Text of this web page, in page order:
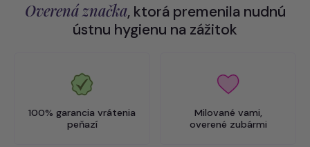
Overená značka, ktorá premenila nudnú
ústnu hygienu na zážitok
100% garancia vrátenia
peňazí
Milované vami,
overené zubármi